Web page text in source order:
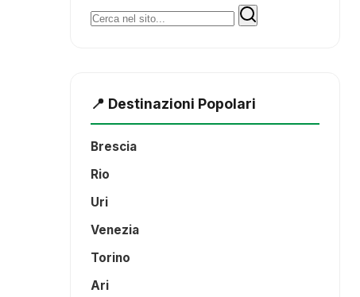
Cerca:
📍 Destinazioni Popolari
Brescia
Rio
Uri
Venezia
Torino
Ari